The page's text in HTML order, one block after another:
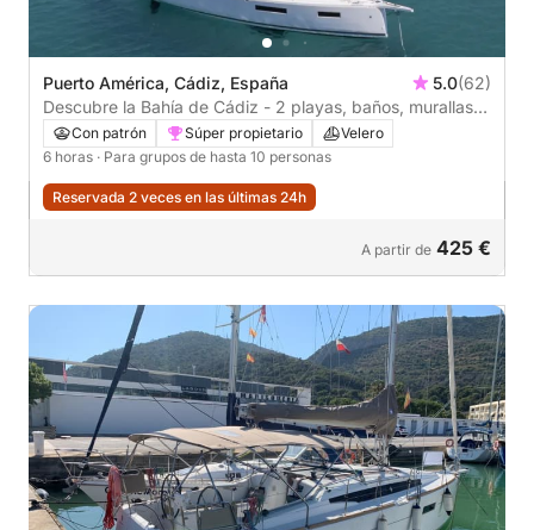
Puerto América, Cádiz, España 5.0(62)
Descubre la Bahía de Cádiz - 2 playas, baños, murallas
históricas, puente y relax
Con patrón Súper propietario
Velero
6 horas · Para grupos de hasta 10 personas
Reservada 2 veces en las últimas 24h
A partir de 425 €